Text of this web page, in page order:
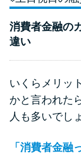
消費者金融の
違い
いくらメリッ
かと言われた
人も多いでし
「消費者金